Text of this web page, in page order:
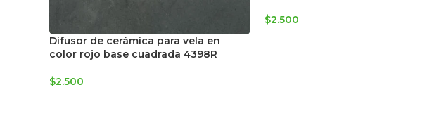
Difusor de cerámica para vela en
color rojo base cuadrada 4398R
$2.500
$2.500